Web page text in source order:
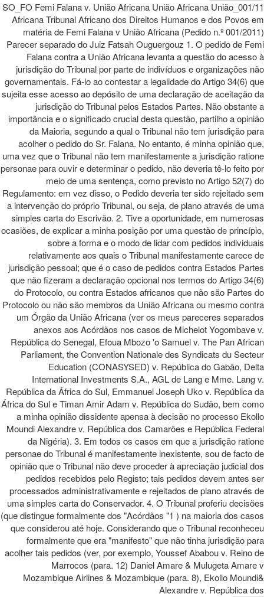
001/11_SO_FO Femi Falana v. União Africana União Africana União
Africana Tribunal Africano dos Direitos Humanos e dos Povos em
matéria de Femi Falana v União Africana (Pedido n.º 001/2011)
Parecer separado do Juiz Fatsah Ouguergouz 1. O pedido de Femi
Falana contra a União Africana levanta a questão do acesso à
jurisdição do Tribunal por parte de indivíduos e organizações não
governamentais. Fá-lo ao contestar a legalidade do Artigo 34(6) que
sujeita esse acesso ao depósito de uma declaração de aceitação da
jurisdição do Tribunal pelos Estados Partes. Não obstante a
importância e o significado crucial desta questão, partilho a opinião
da Maioria, segundo a qual o Tribunal não tem jurisdição para
acolher o pedido do Sr. Falana. No entanto, é minha opinião que,
uma vez que o Tribunal não tem manifestamente a jurisdição ratione
personae para ouvir e determinar o pedido, não deveria tê-lo feito por
meio de uma sentença, como previsto no Artigo 52(7) do
Regulamento: em vez disso, o Pedido deveria ter sido rejeitado sem
a intervenção do próprio Tribunal, ou seja, de plano através de uma
simples carta do Escrivão. 2. Tive a oportunidade, em numerosas
ocasiões, de explicar a minha posição por uma questão de princípio,
sobre a forma e o modo de lidar com pedidos individuais
relativamente aos quais o Tribunal manifestamente carece de
jurisdição pessoal; que é o caso de pedidos contra Estados Partes
que não fizeram a declaração opcional nos termos do Artigo 34(6)
do Protocolo, ou contra Estados africanos que não são Partes do
Protocolo ou não são membros da União Africana ou mesmo contra
um Órgão da União Africana (ver os meus pareceres separados
anexos aos Acórdãos nos casos de Michelot Yogombave v.
República do Senegal, Efoua Mbozo 'o Samuel v. The Pan African
Parliament, the Convention Nationale des Syndicats du Secteur
Education (CONASYSED) v. República do Gabão, Delta
International Investments S.A., AGL de Lang e Mme. Lang v.
República da África do Sul, Emmanuel Joseph Uko v. República da
África do Sul e Timan Amir Adam v. República do Sudão, bem como
a minha opinião dissidente apensa à decisão no processo Ekollo
Moundi Alexandre v. República dos Camarões e República Federal
da Nigéria). 3. Em todos os casos em que a jurisdição ratione
personae do Tribunal é manifestamente inexistente, sou de facto de
opinião que o Tribunal não deve proceder à apreciação judicial dos
pedidos recebidos pelo Registo; tais pedidos devem antes ser
processados administrativamente e rejeitados de plano através de
uma simples carta do Conservador. 4. O Tribunal proferiu decisões
(que distingue formalmente dos "Acórdãos "1 ) na maioria dos casos
que considerou até hoje. Considerando que o Tribunal reconheceu
formalmente que era "manifesto" que não tinha jurisdição para
acolher tais pedidos (ver, por exemplo, Youssef Ababou v. Reino de
Marrocos (para. 12) Daniel Amare & Mulugeta Amare v
Mozambique Airlines & Mozambique (para. 8), Ekollo Moundi&
Alexandre v. República dos